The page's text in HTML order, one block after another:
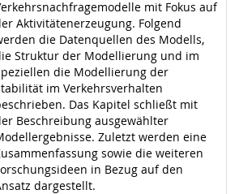
mit Fokus auf
Aktivitätenerzeugung. Folgend
die Datenquellen des Modells,
Struktur der Modellierung und im
die Modellierung der
im Verkehrsverhalten
Das Kapitel schließt mit
Beschreibung ausgewählter
Zuletzt werden eine
sowie die weiteren
in Bezug auf den
dargestellt.